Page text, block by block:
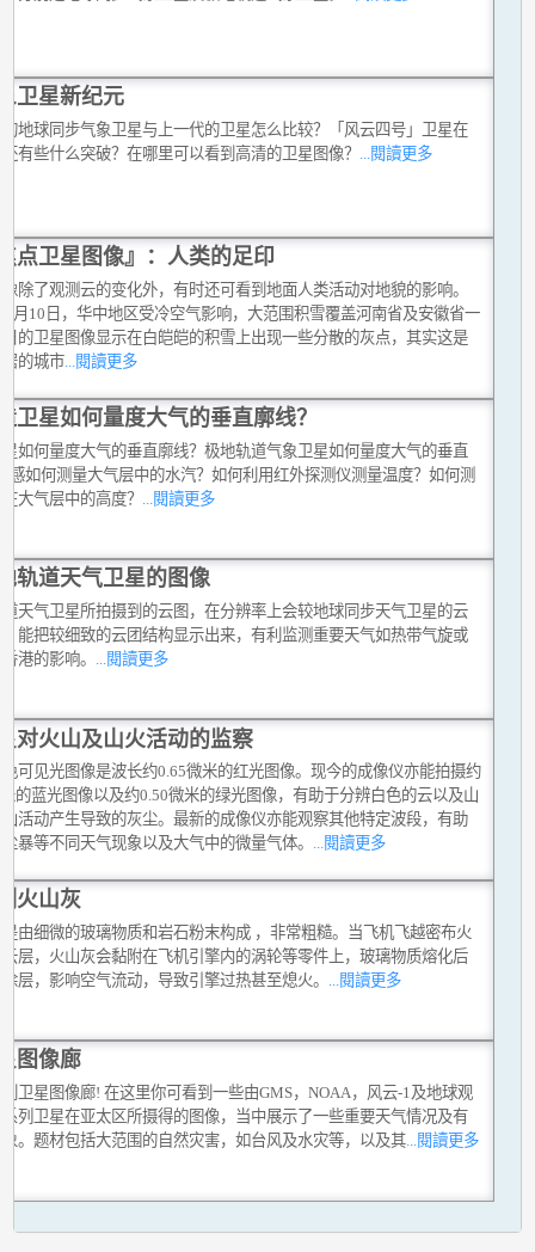
卫星新纪元
地球同步气象卫星与上一代的卫星怎么比较？「风云四号」卫星在
有些什么突破？在哪里可以看到高清的卫星图像？
...閱讀更多
点卫星图像』：人类的足印
除了观测云的变化外，有时还可看到地面人类活动对地貌的影响。
1月10日，华中地区受冷空气影响，大范围积雪覆盖河南省及安徽省一
的卫星图像显示在白皑皑的积雪上出现一些分散的灰点，其实这是
的城市...閱讀更多
卫星如何量度大气的垂直廓线？
如何量度大气的垂直廓线？极地轨道气象卫星如何量度大气的垂直
感如何测量大气层中的水汽？如何利用红外探测仪测量温度？如何测
大气层中的高度？
...閱讀更多
轨道天气卫星的图像
天气卫星所拍摄到的云图，在分辨率上会较地球同步天气卫星的云
能把较细致的云团结构显示出来，有利监测重要天气如热带气旋或
港的影响。 ...閱讀更多
对火山及山火活动的监察
可见光图像是波长约0.65微米的红光图像。现今的成像仪亦能拍摄约
的蓝光图像以及约0.50微米的绿光图像，有助于分辨白色的云以及山
活动产生导致的灰尘。最新的成像仪亦能观察其他特定波段，有助
暴等不同天气现象以及大气中的微量气体。 ...閱讀更多
火山灰
由细微的玻璃物质和岩石粉末构成 ，非常粗糙。当飞机飞越密布火
层，火山灰会黏附在飞机引擎内的涡轮等零件上，玻璃物质熔化后
层，影响空气流动，导致引擎过热甚至熄火。
...閱讀更多
图像廊
卫星图像廊! 在这里你可看到一些由GMS，NOAA，风云-1及地球观
列卫星在亚太区所摄得的图像，当中展示了一些重要天气情况及有
。题材包括大范围的自然灾害，如台风及水灾等，以及其...閱讀更多